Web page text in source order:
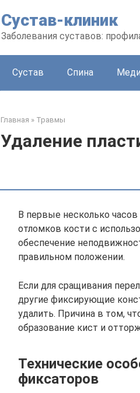
Сустав-клиник
Заболевания суставов:
Сустав Спина
Главная » Травмы
Удаление
В первые несколько
отломков кости с
обеспечение
правильном положении.
Если для сращивания
другие фиксирующие
удалить. Причина в том,
образование кист и
Технические
фиксаторов